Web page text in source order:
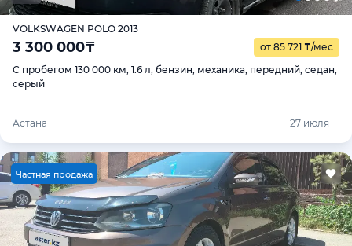
VOLKSWAGEN POLO 2013
3 300 000₸ от 85 721 ₸/мес
С пробегом 130 000 км, 1.6 л, бензин, механика, передний, седан,
серый
Астана 27 июля
Частная продажа